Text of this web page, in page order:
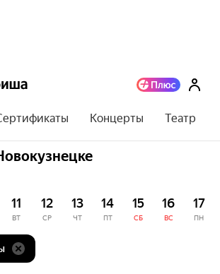
Концерты Театр
11
ВТ
12
СР
13
ЧТ
14
ПТ
15
СБ
16
ВС
17
ПН